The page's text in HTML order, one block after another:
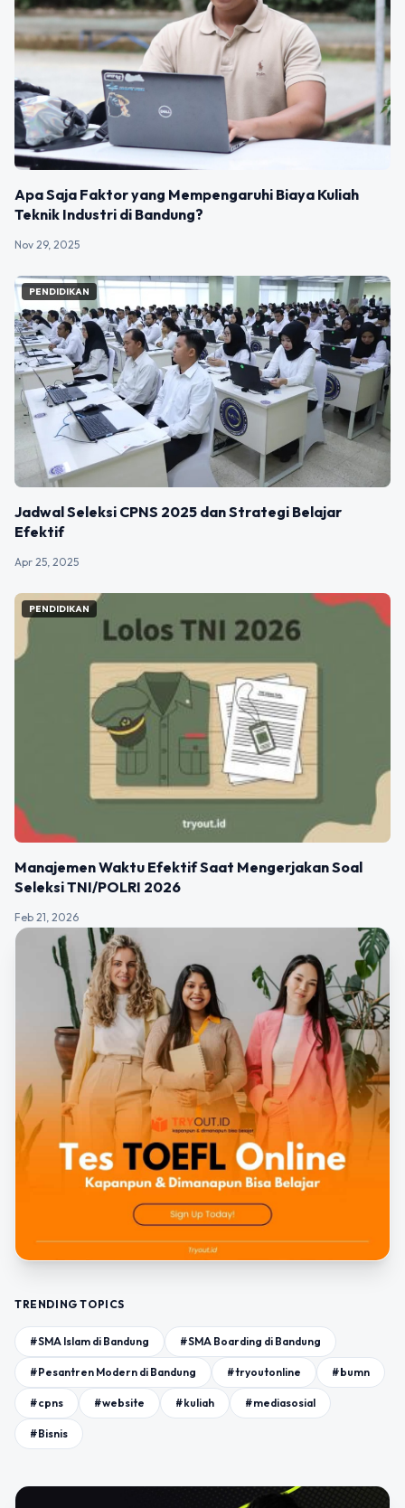
Apa Saja Faktor yang Mempengaruhi Biaya Kuliah
Teknik Industri di Bandung?
Nov 29, 2025
PENDIDIKAN
Jadwal Seleksi CPNS 2025 dan Strategi Belajar
Efektif
Apr 25, 2025
PENDIDIKAN
Manajemen Waktu Efektif Saat Mengerjakan Soal
Seleksi TNI/POLRI 2026
Feb 21, 2026
TRENDING TOPICS
#SMA Islam di Bandung #SMA Boarding di Bandung
#Pesantren Modern di Bandung #tryoutonline #bumn
#cpns #website #kuliah #mediasosial
#Bisnis